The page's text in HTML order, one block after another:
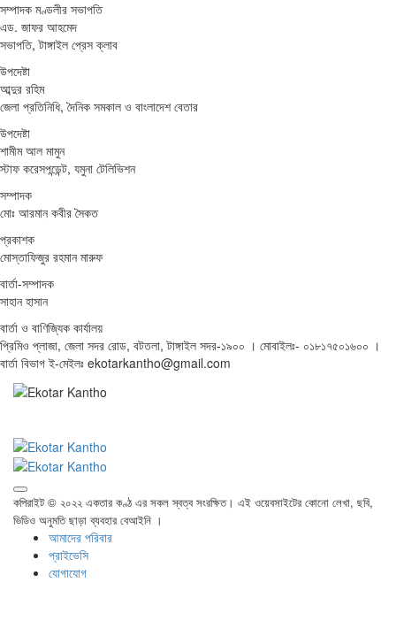
সম্পাদক মণ্ডলীর সভাপতি
এড. জাফর আহমেদ
সভাপতি, টাঙ্গাইল প্রেস ক্লাব
উপদেষ্টা
আব্দুর রহিম
জেলা প্রতিনিধি, দৈনিক সমকাল ও বাংলাদেশ বেতার
উপদেষ্টা
শামীম আল মামুন
স্টাফ করেসপন্ডেন্ট, যমুনা টেলিভিশন
সম্পাদক
মোঃ আরমান কবীর সৈকত
প্রকাশক
মোস্তাফিজুর রহমান মারুফ
বার্তা-সম্পাদক
সাহান হাসান
বার্তা ও বাণিজ্যিক কার্যালয়
প্রিমিও প্লাজা, জেলা সদর রোড, বটতলা, টাঙ্গাইল সদর-১৯০০ । মোবাইলঃ- ০১৮১৭৫০১৬০০ ।
বার্তা বিভাগ ই-মেইলঃ ekotarkantho@gmail.com
কপিরাইট © ২০২২ একতার কণ্ঠ এর সকল স্বত্ব সংরক্ষিত। এই ওয়েবসাইটের কোনো লেখা, ছবি,
ভিডিও অনুমতি ছাড়া ব্যবহার বেআইনি ।
আমাদের পরিবার
প্রাইভেসি
যোগাযোগ